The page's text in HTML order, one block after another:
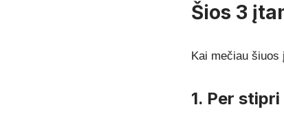
Šios 3
Kai mečiau
1. Per